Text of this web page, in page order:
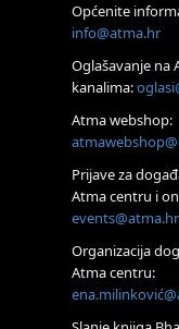
Tečaj Višeg
Online
Upisi u program
Online
Postanite Nositelj
Visoko
Alemka
konstelacija
Zagreb
Općenite
info@atma.hr
Oglašavanje na
kanalima:
Atma webshop:
Prijave za
Atma centru i
events@atma.hr
Organizacija
Atma centru: